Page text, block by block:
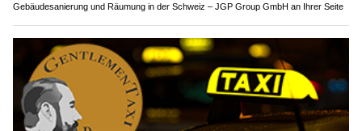
Gebäudesanierung und Räumung in der Schweiz – JGP Group GmbH an Ihrer Seite